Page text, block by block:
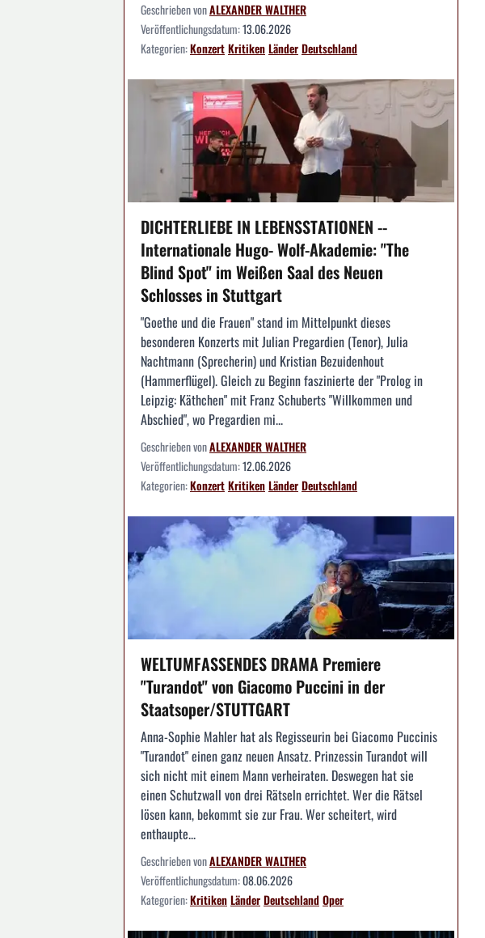
Geschrieben vonALEXANDER WALTHER
Veröffentlichungsdatum:13.06.2026
Kategorien:KonzertKritikenLänderDeutschland
DICHTERLIEBE IN LEBENSSTATIONEN --
Internationale Hugo- Wolf-Akademie: "The
Blind Spot" im Weißen Saal des Neuen
Schlosses in Stuttgart
"Goethe und die Frauen" stand im Mittelpunkt dieses
besonderen Konzerts mit Julian Pregardien (Tenor), Julia
Nachtmann (Sprecherin) und Kristian Bezuidenhout
(Hammerflügel). Gleich zu Beginn faszinierte der "Prolog in
Leipzig: Käthchen" mit Franz Schuberts "Willkommen und
Abschied", wo Pregardien mi...
Geschrieben vonALEXANDER WALTHER
Veröffentlichungsdatum:12.06.2026
Kategorien:KonzertKritikenLänderDeutschland
WELTUMFASSENDES DRAMA Premiere
"Turandot" von Giacomo Puccini in der
Staatsoper/STUTTGART
Anna-Sophie Mahler hat als Regisseurin bei Giacomo Puccinis
"Turandot" einen ganz neuen Ansatz. Prinzessin Turandot will
sich nicht mit einem Mann verheiraten. Deswegen hat sie
einen Schutzwall von drei Rätseln errichtet. Wer die Rätsel
lösen kann, bekommt sie zur Frau. Wer scheitert, wird
enthaupte...
Geschrieben vonALEXANDER WALTHER
Veröffentlichungsdatum:08.06.2026
Kategorien:KritikenLänderDeutschlandOper